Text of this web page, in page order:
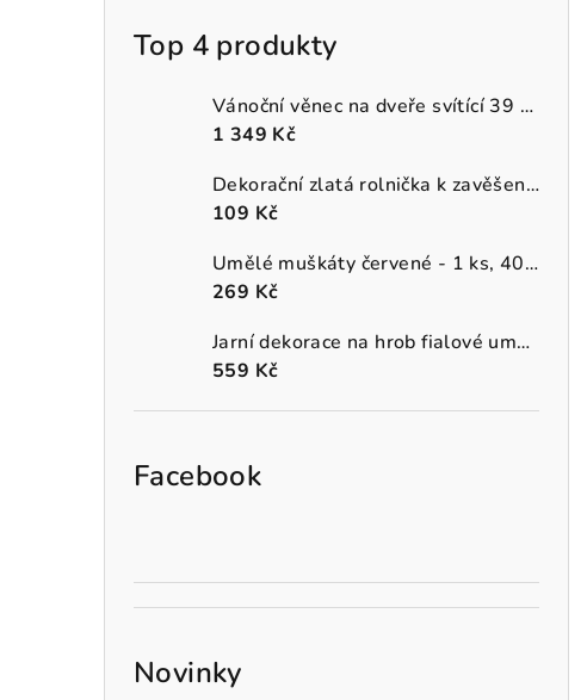
Top 4 produkty
Vánoční věnec na dveře svítící 39 cm
1 349 Kč
Dekorační zlatá rolnička k zavěšení 10 cm
109 Kč
Umělé muškáty červené - 1 ks, 40 cm
269 Kč
Jarní dekorace na hrob fialové umělé macešky v šedém truhlíku
559 Kč
Facebook
Novinky